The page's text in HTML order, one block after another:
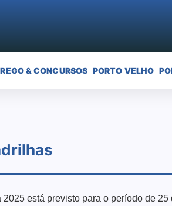
& CONCURSOS PORTO VELHO